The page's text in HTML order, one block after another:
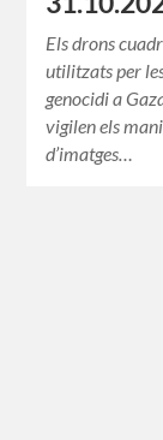
Els drons
utilitzats per
genocidi a
vigilen els
d’imatges…